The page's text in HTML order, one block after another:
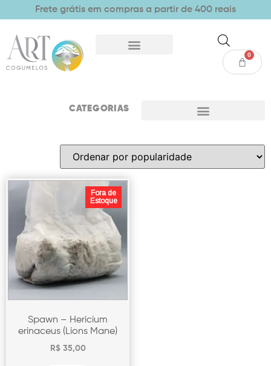
Frete grátis em compras a partir de 400 reais
0
CATEGORIAS
Fora de
Estoque
Spawn – Hericium
erinaceus (Lions Mane)
R$35,00